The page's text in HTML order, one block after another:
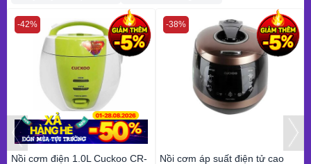
Nồi cơm điện 1.0L Cuckoo CR-
-42%
Nồi cơm áp suất điện tử cao
-38%